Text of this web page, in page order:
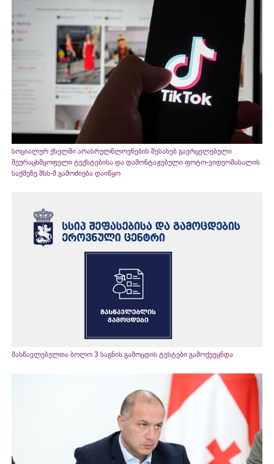
სოციალურ ქსელში არასრულწლოვნების შესახებ გავრცელებული
შეურაცხმყოფელი ტექსტებისა და დამონტაჟებული ფოტო-ვიდეომასალის
საქმეზე შსს-მ გამოძიება დაიწყო
მასწავლებელთა ბოლო 3 საგნის გამოცდის ტესტები გამოქვეყნდა